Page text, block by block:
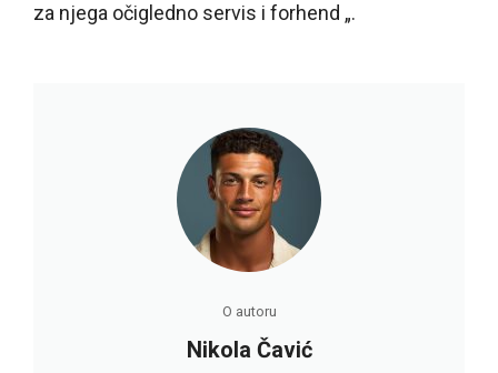
za njega očigledno servis i forhend „.
O autoru
Nikola Čavić